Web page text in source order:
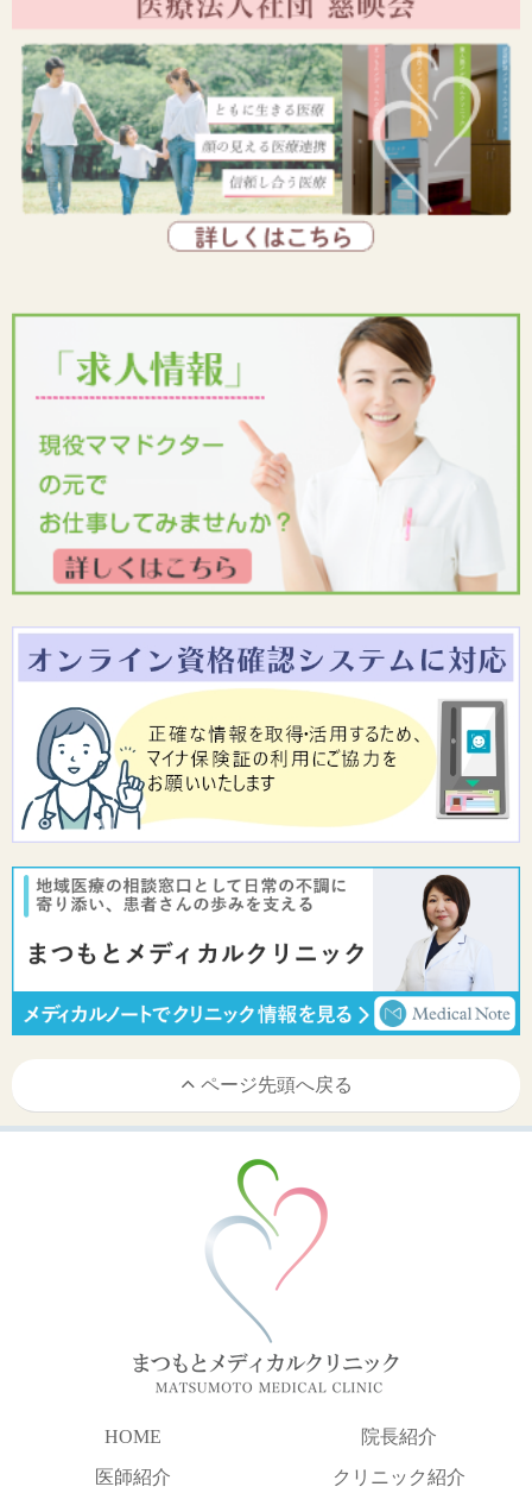
ページ先頭へ戻る
HOME
院長紹介
医師紹介
クリニック紹介